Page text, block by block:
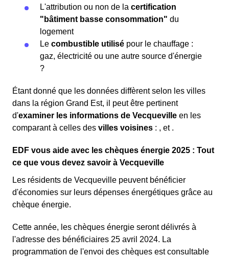
L'attribution ou non de la certification
"bâtiment basse consommation" du
logement
Le combustible utilisé pour le chauffage :
gaz, électricité ou une autre source d'énergie
?
Étant donné que les données diffèrent selon les villes
dans la région Grand Est, il peut être pertinent
d'examiner les informations de Vecqueville en les
comparant à celles des villes voisines : , et .
EDF vous aide avec les chèques énergie 2025 : Tout
ce que vous devez savoir à Vecqueville
Les résidents de Vecqueville peuvent bénéficier
d'économies sur leurs dépenses énergétiques grâce au
chèque énergie.
Cette année, les chèques énergie seront délivrés à
l'adresse des bénéficiaires 25 avril 2024. La
programmation de l'envoi des chèques est consultable